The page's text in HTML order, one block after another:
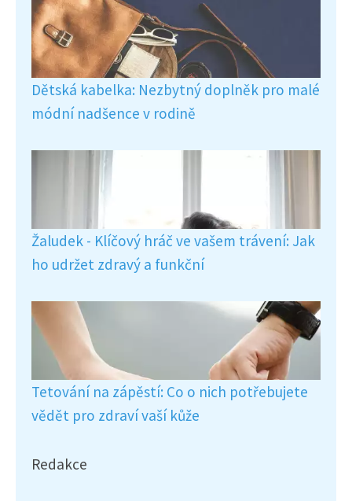
Dětská kabelka: Nezbytný doplněk pro malé
módní nadšence v rodině
Žaludek - Klíčový hráč ve vašem trávení: Jak
ho udržet zdravý a funkční
Tetování na zápěstí: Co o nich potřebujete
vědět pro zdraví vaší kůže
Redakce